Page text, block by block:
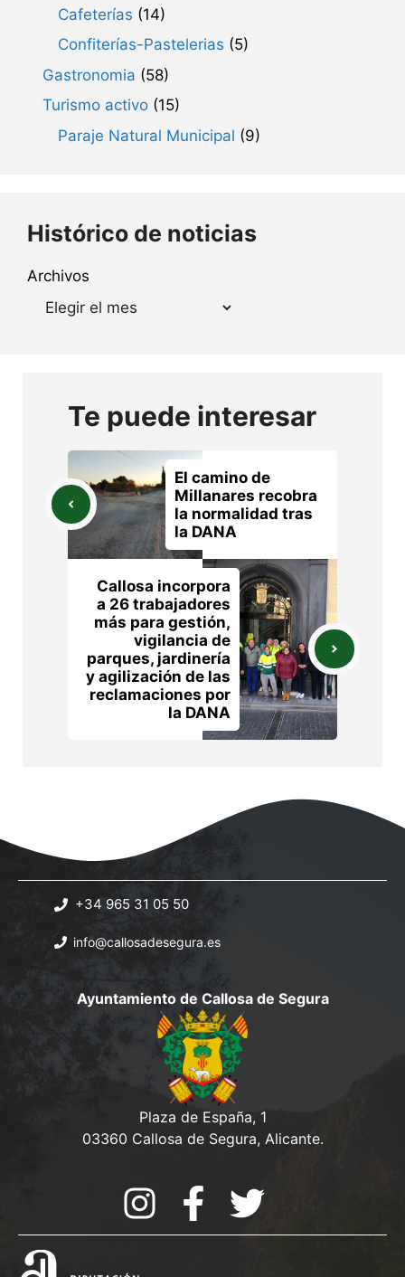
Cafeterías (14)
Confiterías-Pastelerias (5)
Gastronomia (58)
Turismo activo (15)
Paraje Natural Municipal (9)
Histórico de noticias
Archivos
Te puede interesar
El camino de
Millanares recobra
la normalidad tras
la DANA
Callosa incorpora
a 26 trabajadores
más para gestión,
vigilancia de
parques, jardinería
y agilización de las
reclamaciones por
la DANA
+34 965 31 05 50
info@callosadesegura.es
Ayuntamiento de Callosa de Segura
Plaza de España, 1
03360 Callosa de Segura, Alicante.